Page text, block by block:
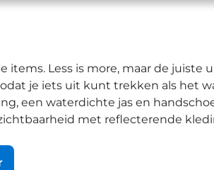
items. Less is more, maar de juiste
je iets uit kunt trekken als het
een waterdichte jas en
met reflecterende